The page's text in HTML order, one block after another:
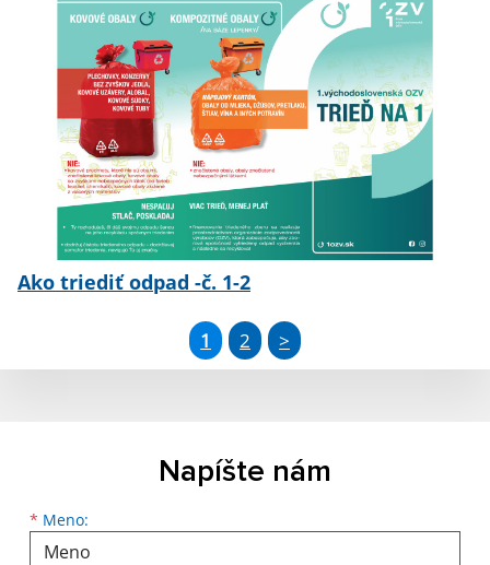
Ako triediť odpad -č. 1-2
1 2 >
Napíšte nám
* Meno: